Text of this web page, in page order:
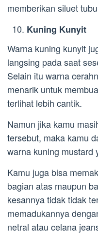
memberikan siluet
Kuning Kunyit
Warna kuning kunyit
langsing pada saat
Selain itu warna
menarik untuk
terlihat lebih cantik.
Namun jika kamu
tersebut, maka kamu
warna kuning mustard
Kamu juga bisa
bagian atas maupun
kesannya tidak tidak
memadukannya
netral atau celana